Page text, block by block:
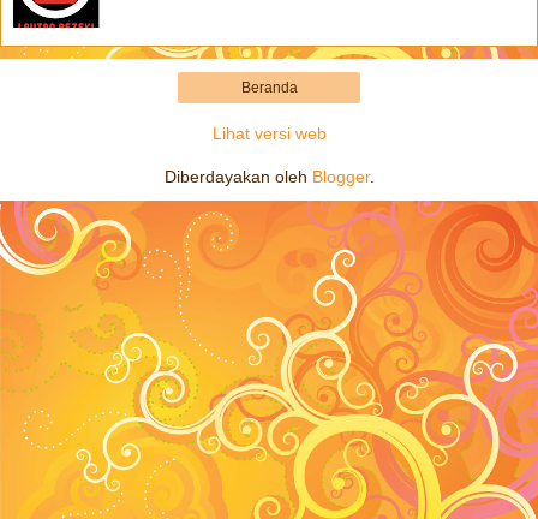
Beranda
Lihat versi web
Diberdayakan oleh Blogger.